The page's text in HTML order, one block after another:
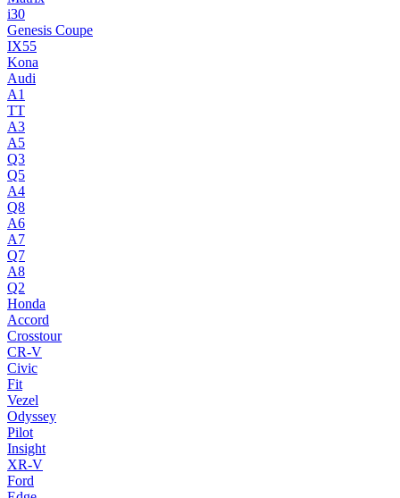
i30
Genesis Coupe
IX55
Kona
Audi
A1
TT
A3
A5
Q3
Q5
A4
Q8
A6
A7
Q7
A8
Q2
Honda
Accord
Crosstour
CR-V
Civic
Fit
Vezel
Odyssey
Pilot
Insight
XR-V
Ford